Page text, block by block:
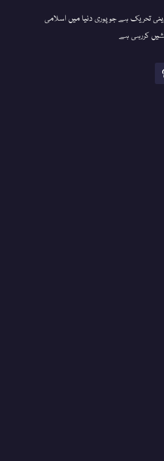
تحریک ہے جو پوری دنیا میں اسلامی
کررہی ہے